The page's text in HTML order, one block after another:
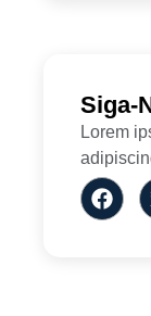
Siga-
Lorem